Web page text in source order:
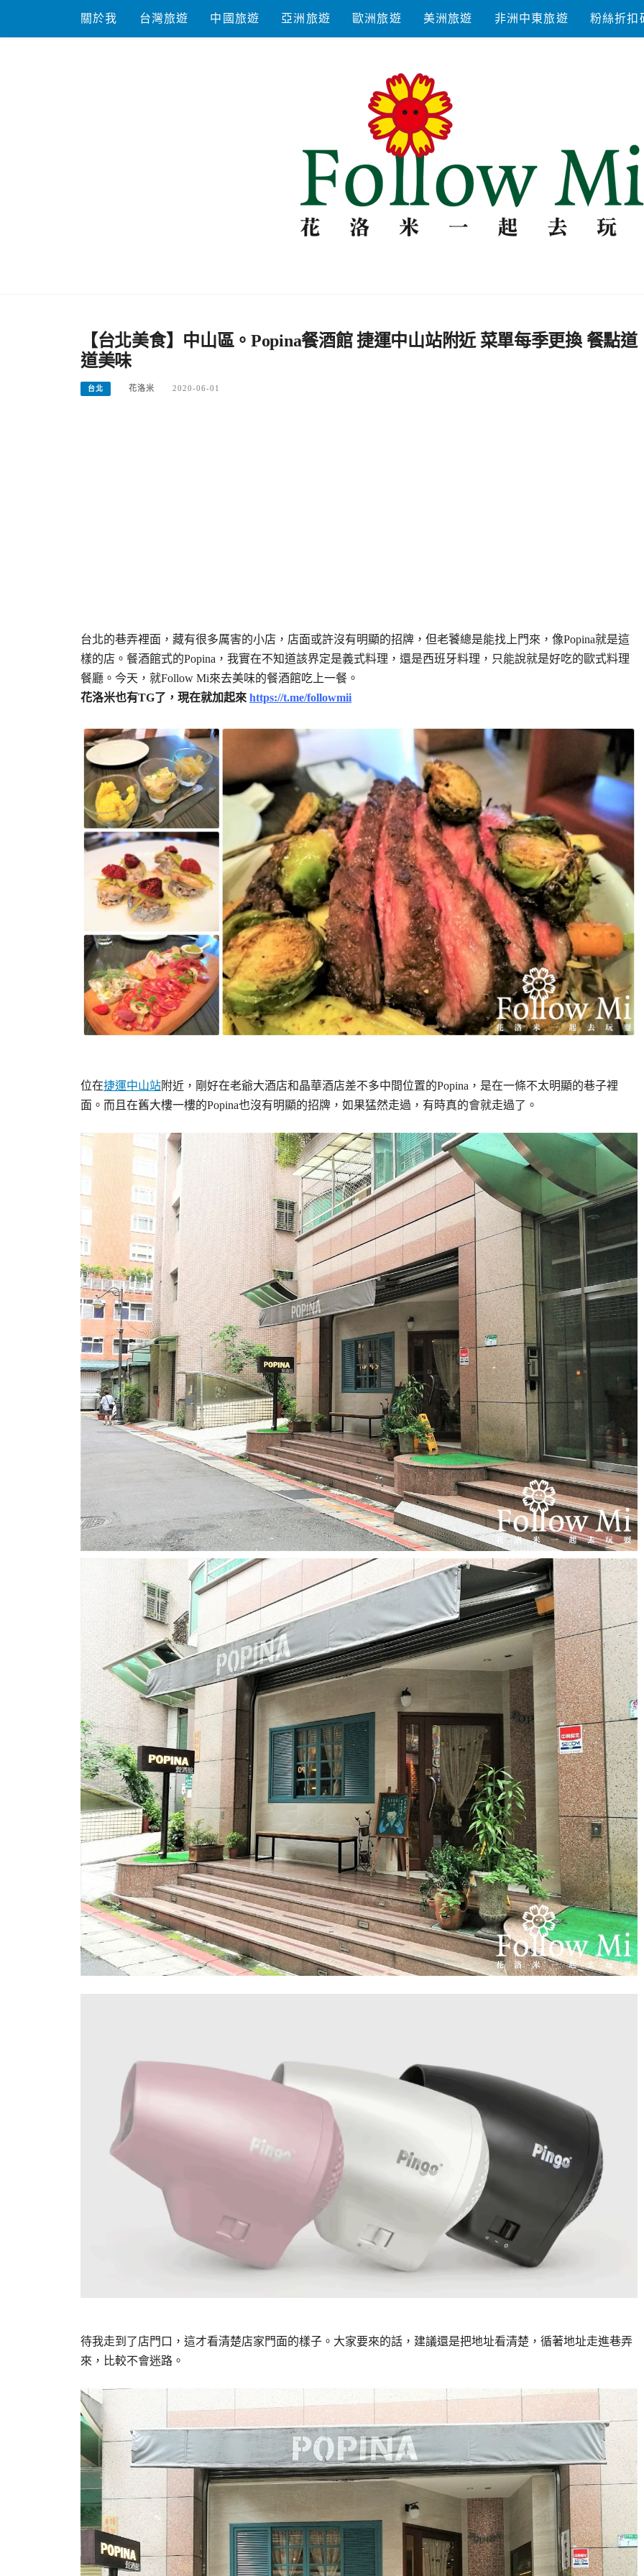
content
關於我 台灣旅遊 中國旅遊 亞洲旅遊 歐洲旅遊 美洲旅遊 非洲中東旅遊 粉絲折扣
【台北美食】中山區。Popina餐酒館 捷運中山站附近 菜單每季更換 餐點道
道美味
台北 花洛米 2020-06-01
台北的巷弄裡面，藏有很多厲害的小店，店面或許沒有明顯的招牌，但老饕總是能找上門來，像Popina就是這
樣的店。餐酒館式的Popina，我實在不知道該界定是義式料理，還是西班牙料理，只能說就是好吃的歐式料理
餐廳。今天，就Follow Mi來去美味的餐酒館吃上一餐。
花洛米也有TG了，現在就加起來 https://t.me/followmii
位在捷運中山站附近，剛好在老爺大酒店和晶華酒店差不多中間位置的Popina，是在一條不太明顯的巷子裡
面。而且在舊大樓一樓的Popina也沒有明顯的招牌，如果猛然走過，有時真的會就走過了。
待我走到了店門口，這才看清楚店家門面的樣子。大家要來的話，建議還是把地址看清楚，循著地址走進巷弄
來，比較不會迷路。